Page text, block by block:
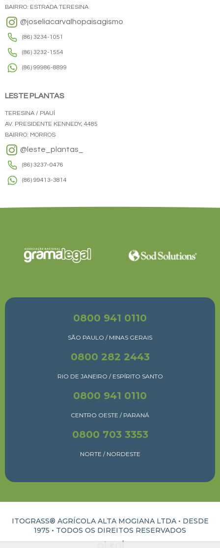
BAIRRO: ESTRADA TERESINA
@joseliacarvalhopaisagismo
(86) 3234-1051
(86) 3232-1554
(86) 99986-8899
LESTE PLANTAS
TERESINA / PIAUÍ
AV. PRESIDENTE KENNEDY, 4485
BAIRRO: MORROS
@leste_plantas_
(86) 3237-0476
(86) 99413-3814
0800 941 0110
SÃO PAULO / MINAS GERAIS
0800 282 2443
RIO DE JANEIRO / ESPÍRITO SANTO
0800 941 0110
CENTRO OESTE / PARANÁ
0800 703 3353
NORTE / NORDESTE
ITOGRASS® AGRÍCOLA ALTA MOGIANA LTDA • DESDE
1975 • TODOS OS DIREITOS RESERVADOS